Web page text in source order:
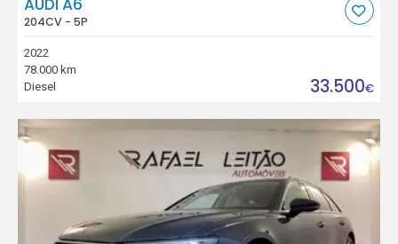
AUDI A6
204CV - 5P
2022
78.000 km
Diesel
33.500€